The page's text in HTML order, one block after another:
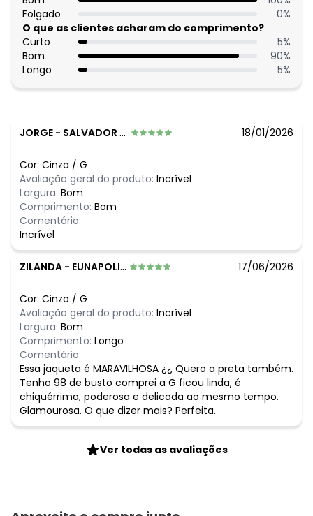
Material: Matelassê
Estação: Inverno
Situação de Uso: B - Seguro
Composição Material: 100% Poliéster
Histórico de preços
agosto/2026
N/D*
junho/2026
maio/2026
abril/2026
março/2026
fevereiro/2026
Folgado
0%
O que as clientes acharam do comprimento?
Curto
5%
Bom
90%
Longo
5%
JORGE - SALVADOR - BA 18/01/2026
Cor: Cinza / G
Avaliação geral do produto: Incrível
Largura: Bom
Comprimento: Bom
Comentário:
Incrível
ZILANDA - EUNAPOLIS - BA 17/06/2026
Cor: Cinza / G
Avaliação geral do produto: Incrível
Largura: Bom
Comprimento: Longo
Comentário:
Essa jaqueta é MARAVILHOSA ¿¿ Quero a preta também.
Tenho 98 de busto comprei a G ficou linda, é
chiquérrima, poderosa e delicada ao mesmo tempo.
Glamourosa. O que dizer mais? Perfeita.
Ver todas as avaliações